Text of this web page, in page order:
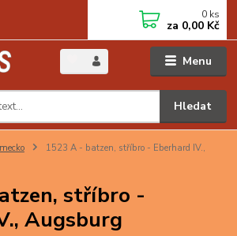
Menu
Hledat
0 ks
za 0,00 Kč
1523 A - batzen, stříbro - Eberhard IV.,
stříbro -
Augsburg